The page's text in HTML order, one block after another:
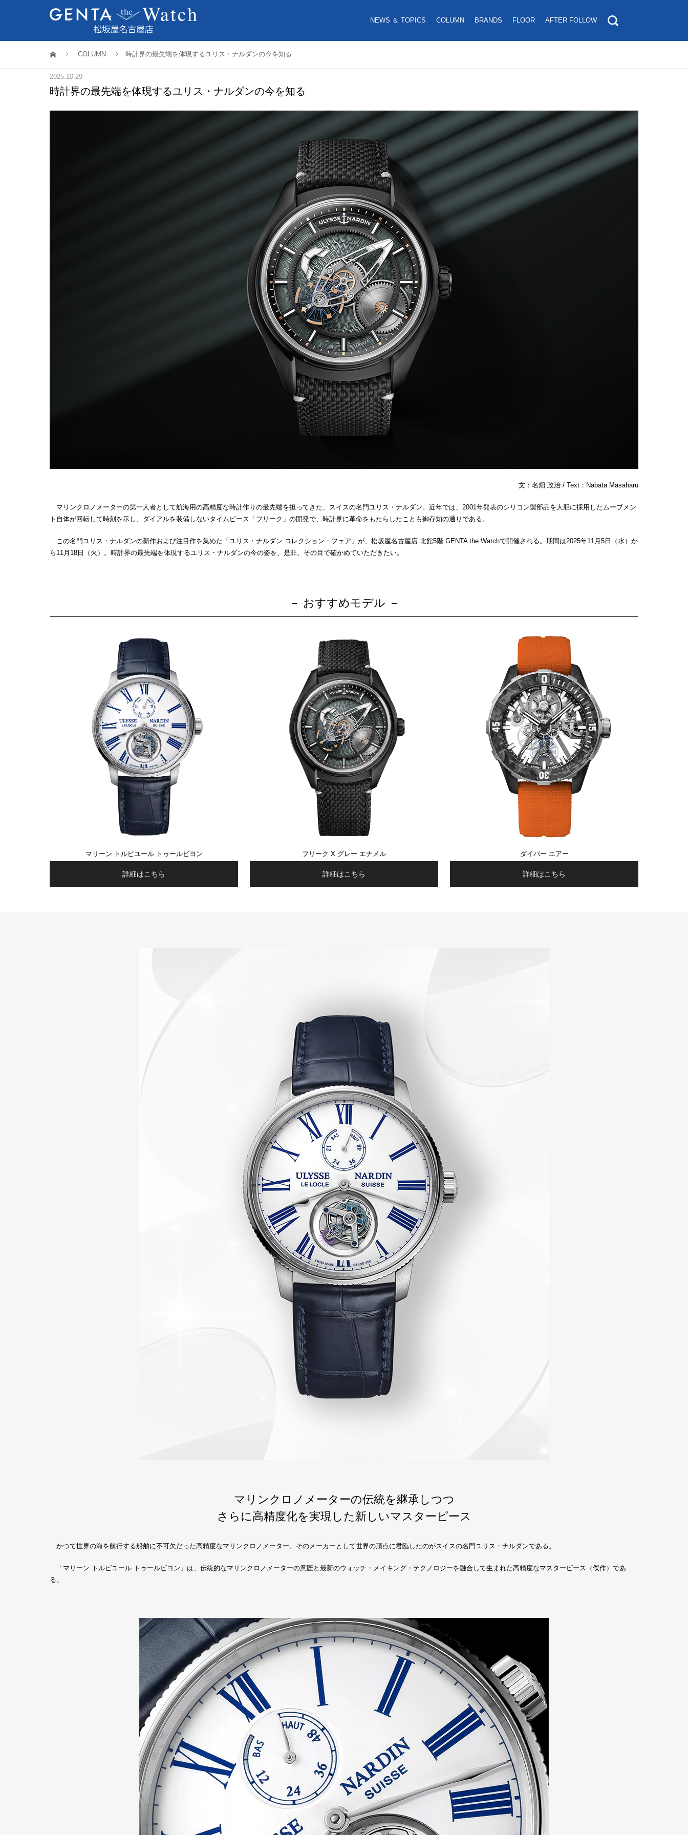
NEWS ＆ TOPICS COLUMN BRANDS FLOOR AFTER FOLLOW
COLUMN 時計界の最先端を体現するユリス・ナルダンの今を知る
2025.10.29
時計界の最先端を体現するユリス・ナルダンの今を知る
文：名畑 政治 / Text：Nabata Masaharu
マリンクロノメーターの第一人者として航海用の高精度な時計作りの最先端を担ってきた、スイスの名門ユリス・ナルダン。近年では、2001年発表のシリコン製部品を大胆に採用したムーブメン
ト自体が回転して時刻を示し、ダイアルを装備しないタイムピース「フリーク」の開発で、時計界に革命をもたらしたことも御存知の通りである。
この名門ユリス・ナルダンの新作および注目作を集めた「ユリス・ナルダン コレクション・フェア」が、松坂屋名古屋店 北館5階 GENTA the Watchで開催される。期間は2025年11月5日（水）か
ら11月18日（火）。時計界の最先端を体現するユリス・ナルダンの今の姿を、是非、その目で確かめていただきたい。
－ おすすめモデル －
マリーン トルピユール トゥールビヨン
詳細はこちら
フリーク X グレー エナメル
詳細はこちら
ダイバー エアー
詳細はこちら
マリンクロノメーターの伝統を継承しつつ
さらに高精度化を実現した新しいマスターピース
かつて世界の海を航行する船舶に不可欠だった高精度なマリンクロノメーター。そのメーカーとして世界の頂点に君臨したのがスイスの名門ユリス・ナルダンである。
「マリーン トルピユール トゥールビヨン」は、伝統的なマリンクロノメーターの意匠と最新のウォッチ・メイキング・テクノロジーを融合して生まれた高精度なマスターピース（傑作）であ
る。